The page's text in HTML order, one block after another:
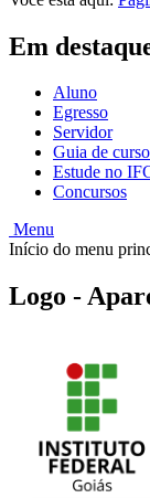
Em
Aluno
Egresso
Servidor
Guia de
Estude no
Concursos
Menu
Início do menu
Logo -